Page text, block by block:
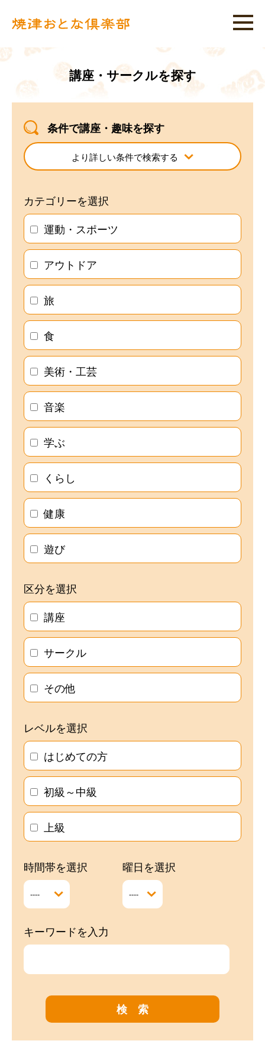
講座・サークルを探す
条件で講座・趣味を探す
より詳しい条件で検索する
カテゴリーを選択
運動・スポーツ
アウトドア
旅
食
美術・工芸
音楽
学ぶ
くらし
健康
遊び
区分を選択
講座
サークル
その他
レベルを選択
はじめての方
初級～中級
上級
時間帯を選択 曜日を選択
キーワードを入力